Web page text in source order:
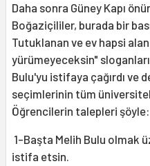
Daha sonra Güney Kapı
Boğaziçililer, burada bir
Tutuklanan ve ev hapsi
yürümeyeceksin"
Bulu'yu istifaya çağırdı ve
seçimlerinin tüm
Öğrencilerin talepleri şöyle:
1-Başta Melih Bulu olmak
istifa etsin.